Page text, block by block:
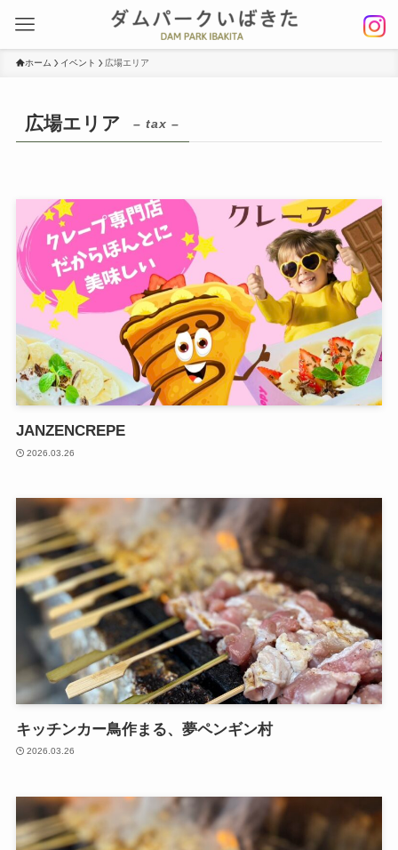
ホーム イベント 広場エリア
広場エリア – tax –
JANZENCREPE
2026.03.26
キッチンカー鳥作まる、夢ペンギン村
2026.03.26